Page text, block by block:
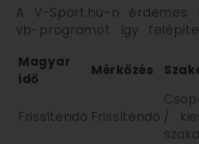
A V-Sport.hu-n érdemes
vb-programot így
Magyar
idő
Mérkőzés
Frissítendő Frissítendő /